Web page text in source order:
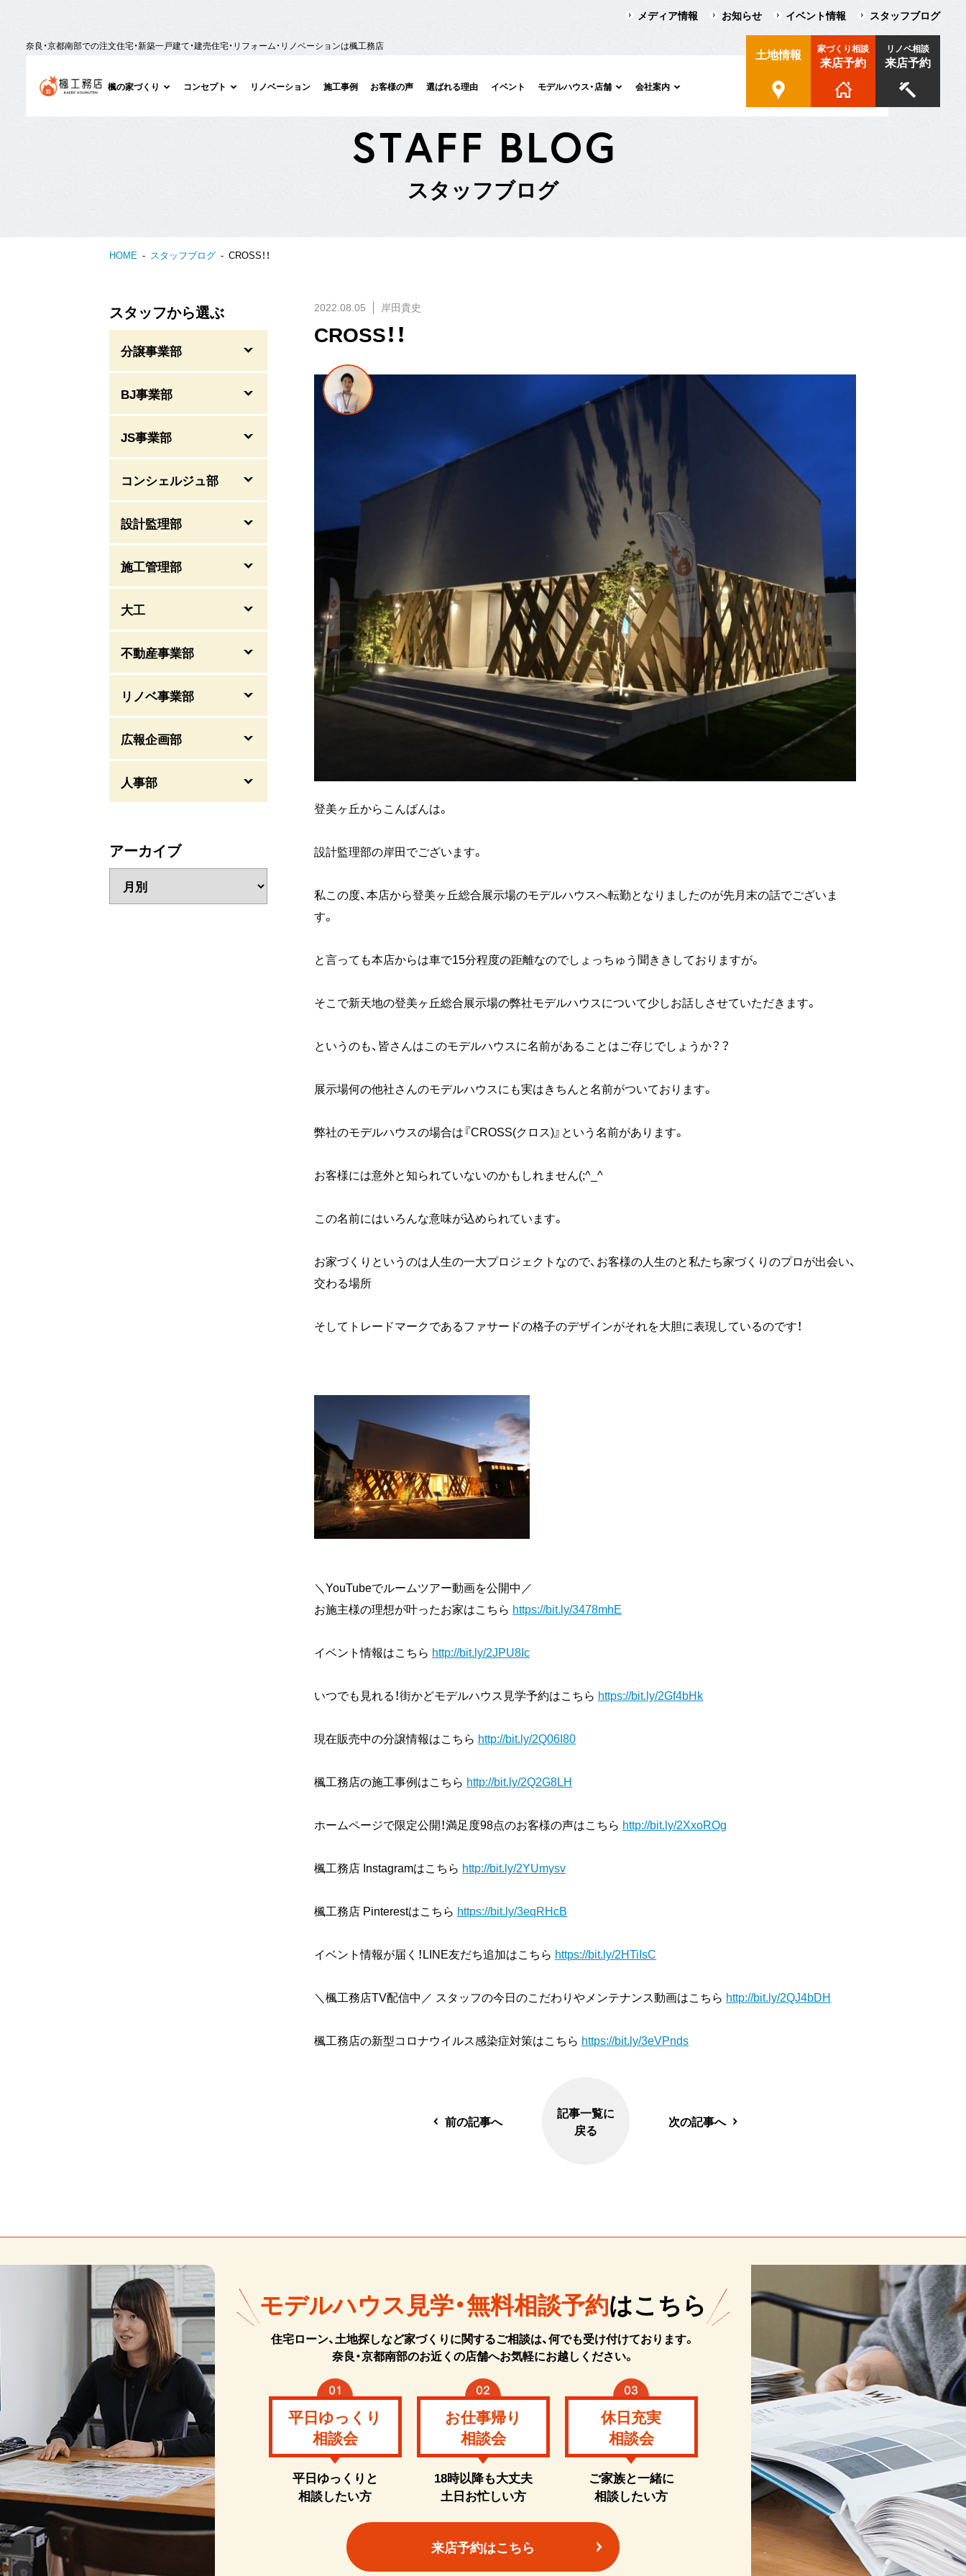
奈良・京都南部での注文住宅・新築一戸建て・建売住宅・リフォーム・リノベーションは楓工務店
楓の家づくり コンセプト リノベーション 施工事例 お客様の声 選ばれる理由 イベント モデルハウス・店舗 会社案内
土地情報 家づくり相談
来店予約
リノベ相談
来店予約
メディア情報 お知らせ イベント情報 スタッフブログ
STAFF BLOG
スタッフブログ
HOME スタッフブログ CROSS！！
2022.08.05 岸田貴史
CROSS！！
登美ヶ丘からこんばんは。
設計監理部の岸田でございます。
私この度、本店から登美ヶ丘総合展示場のモデルハウスへ転勤となりましたのが先月末の話でございま
す。
と言っても本店からは車で15分程度の距離なのでしょっちゅう聞ききしておりますが。
そこで新天地の登美ヶ丘総合展示場の弊社モデルハウスについて少しお話しさせていただきます。
というのも、皆さんはこのモデルハウスに名前があることはご存じでしょうか？？
展示場何の他社さんのモデルハウスにも実はきちんと名前がついております。
弊社のモデルハウスの場合は『CROSS(クロス)』という名前があります。
お客様には意外と知られていないのかもしれません(;^_^
この名前にはいろんな意味が込められています。
お家づくりというのは人生の一大プロジェクトなので、お客様の人生のと私たち家づくりのプロが出会い、
交わる場所
そしてトレードマークであるファサードの格子のデザインがそれを大胆に表現しているのです！
＼YouTubeでルームツアー動画を公開中／
お施主様の理想が叶ったお家はこちら https://bit.ly/3478mhE
イベント情報はこちら http://bit.ly/2JPU8Ic
いつでも見れる！街かどモデルハウス見学予約はこちら https://bit.ly/2Gf4bHk
現在販売中の分譲情報はこちら http://bit.ly/2Q06I80
楓工務店の施工事例はこちら http://bit.ly/2Q2G8LH
ホームページで限定公開！満足度98点のお客様の声はこちら http://bit.ly/2XxoROg
楓工務店 Instagramはこちら http://bit.ly/2YUmysv
楓工務店 Pinterestはこちら https://bit.ly/3eqRHcB
イベント情報が届く！LINE友だち追加はこちら https://bit.ly/2HTiIsC
＼楓工務店TV配信中／ スタッフの今日のこだわりやメンテナンス動画はこちら http://bit.ly/2QJ4bDH
楓工務店の新型コロナウイルス感染症対策はこちら https://bit.ly/3eVPnds
前の記事へ
記事一覧に
戻る
次の記事へ
スタッフから選ぶ
分譲事業部
BJ事業部
JS事業部
コンシェルジュ部
設計監理部
施工管理部
大工
不動産事業部
リノベ事業部
広報企画部
人事部
アーカイブ
モデルハウス見学・無料相談予約はこちら
住宅ローン、土地探しなど家づくりに関するご相談は、何でも受け付けております。
奈良・京都南部のお近くの店舗へお気軽にお越しください。
平日ゆっくり
相談会
平日ゆっくりと
相談したい方
お仕事帰り
相談会
18時以降も大丈夫
土日お忙しい方
休日充実
相談会
ご家族と一緒に
相談したい方
来店予約はこちら